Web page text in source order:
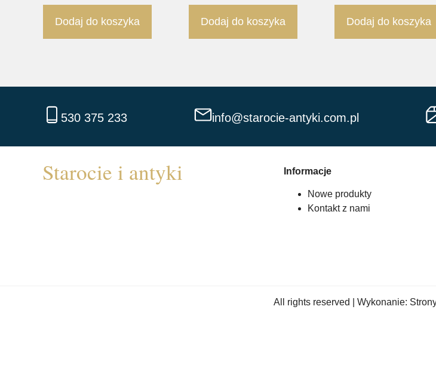
Dodaj do koszyka Dodaj do koszyka Dodaj do koszyka
530 375 233 info@starocie-antyki.com.pl
Informacje
Nowe produkty
Kontakt z nami
All rights reserved | Wykonanie: